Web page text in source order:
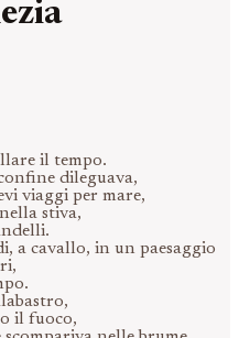
il tempo.
dileguava,
viaggi per mare,
stiva,
a cavallo, in un paesaggio
il fuoco,